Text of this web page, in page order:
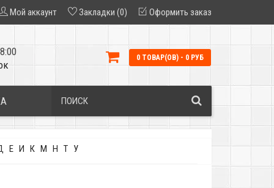
Мой аккаунт Закладки (0) Оформить заказ
0 ТОВАР(ОВ) - 0 РУБ
Е И К М Н Т У